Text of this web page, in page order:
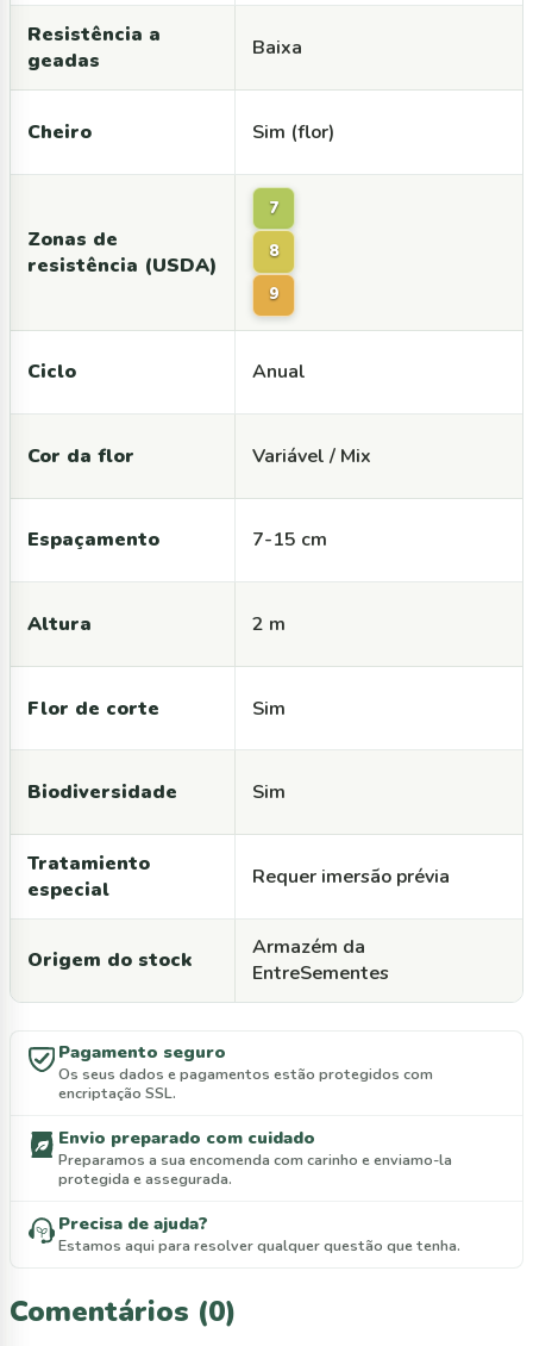
Resistência a
geadas
Baixa
Cheiro Sim (flor)
Zonas de
resistência (USDA)
7
8
9
Ciclo Anual
Cor da flor Variável / Mix
Espaçamento 7-15 cm
Altura 2 m
Flor de corte Sim
Biodiversidade Sim
Tratamiento
especial
Requer imersão prévia
Origem do stock
Armazém da
EntreSementes
Pagamento seguro
Os seus dados e pagamentos estão protegidos com
encriptação SSL.
Envio preparado com cuidado
Preparamos a sua encomenda com carinho e enviamo-la
protegida e assegurada.
Precisa de ajuda?
Estamos aqui para resolver qualquer questão que tenha.
Comentários (0)